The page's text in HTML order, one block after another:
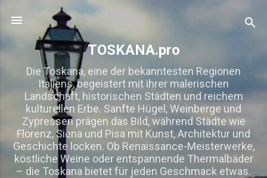
Direkt zum Hauptbereich
TOSKANA.pro
Die Toskana, eine der bekanntesten Regionen
Italiens, begeistert mit ihrer malerischen
Landschaft, historischen Städten und reichem
kulturellen Erbe. Sanfte Hügel, Weinberge und
Zypressen prägen das Bild, während Städte wie
Florenz, Siena und Pisa mit Kunst, Architektur und
Geschichte locken. Ob Renaissance-Meisterwerke,
köstliche Weine oder entspannende Thermalbäder
– die Toskana bietet für jeden Geschmack etwas.